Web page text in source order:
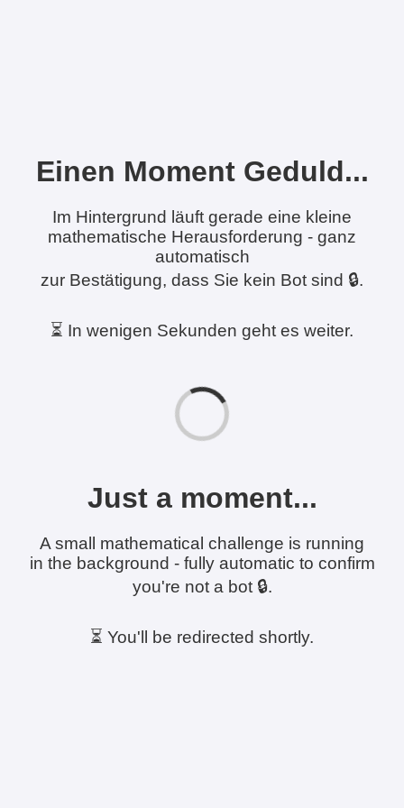
Einen Moment Geduld...
Im Hintergrund läuft gerade eine kleine
mathematische Herausforderung - ganz
automatisch
zur Bestätigung, dass Sie kein Bot sind 🔒.
⏳ In wenigen Sekunden geht es weiter.
Just a moment...
A small mathematical challenge is running
in the background - fully automatic to confirm
you're not a bot 🔒.
⏳ You'll be redirected shortly.